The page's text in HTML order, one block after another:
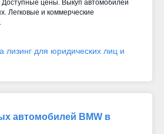
Доступные цены. Выкуп автомобилей
Легковые и коммерческие
лизинг для юридических лиц и
автомобилей BMW в